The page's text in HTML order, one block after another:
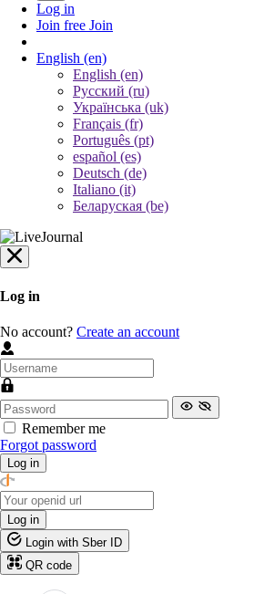
Log in
Join free Join
English (en)
English (en)
Русский (ru)
Українська (uk)
Français (fr)
Português (pt)
español (es)
Deutsch (de)
Italiano (it)
Беларуская (be)
Log in
No account? Create an account
Remember me
Forgot password
Log in
Log in
Login with Sber ID
QR code